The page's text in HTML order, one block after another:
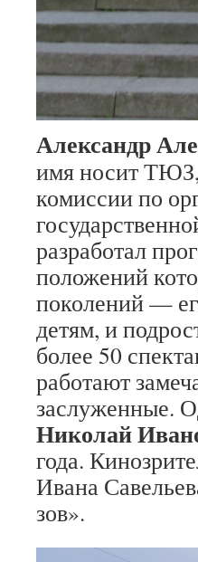
Александр
имя носит ТЮЗ,
комиссии по
разработал
положений
поколений —
детям, и
более 50
работают
заслуженные.
Николай
года.
Ивана
зов».